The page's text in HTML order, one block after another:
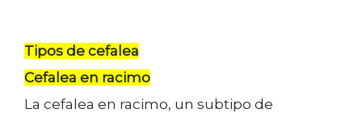
Tipos de cefalea
Cefalea en racimo
La cefalea en racimo, un subtipo de